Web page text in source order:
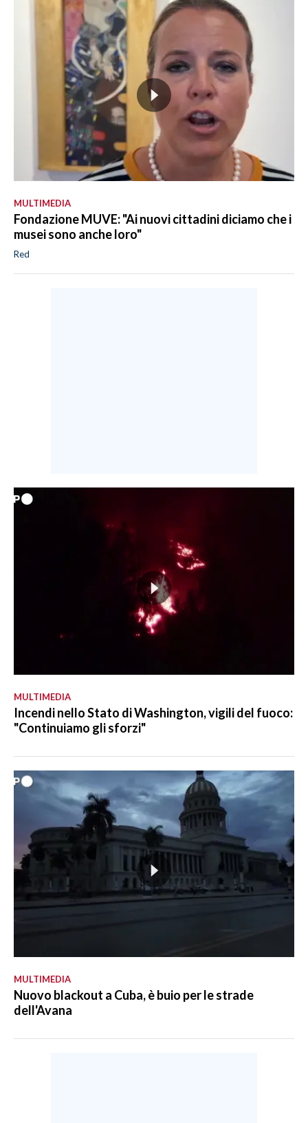
MULTIMEDIA
Fondazione MUVE: "Ai nuovi cittadini diciamo che i
musei sono anche loro"
Red
MULTIMEDIA
Incendi nello Stato di Washington, vigili del fuoco:
"Continuiamo gli sforzi"
MULTIMEDIA
Nuovo blackout a Cuba, è buio per le strade
dell'Avana